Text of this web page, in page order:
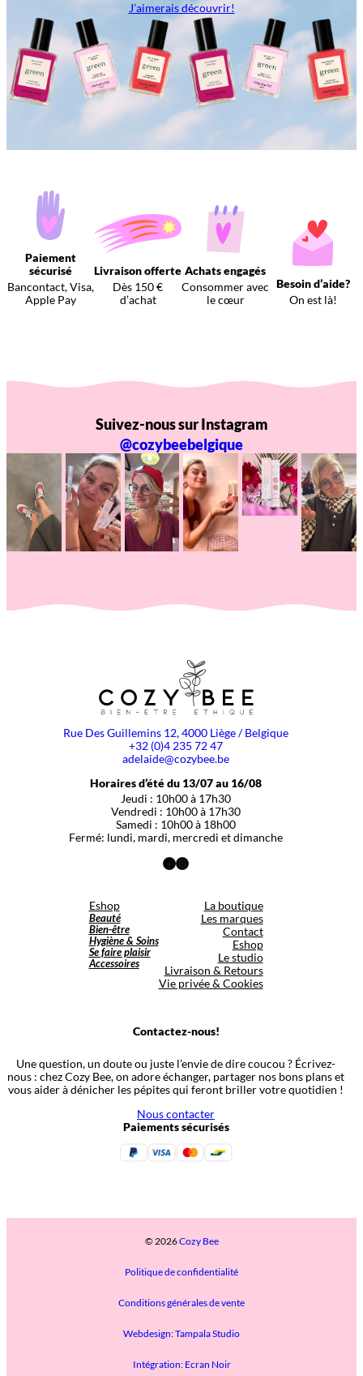
J’aimerais découvrir!
Paiement
sécurisé
Bancontact, Visa,
Apple Pay
Livraison offerte
Dès 150 €
d’achat
Achats engagés
Consommer avec
le cœur
Besoin d’aide?
On est là!
Suivez-nous sur Instagram
@cozybeebelgique
Rue Des Guillemins 12, 4000 Liège / Belgique
+32 (0)4 235 72 47
adelaide@cozybee.be
Horaires d’été du 13/07 au 16/08
Jeudi : 10h00 à 17h30
Vendredi : 10h00 à 17h30
Samedi : 10h00 à 18h00
Fermé: lundi, mardi, mercredi et dimanche
Facebook
Instagram
Eshop
Beauté
Bien-être
Hygiène & Soins
Se faire plaisir
Accessoires
La boutique
Les marques
Contact
Eshop
Le studio
Livraison & Retours
Vie privée & Cookies
Contactez-nous!
Une question, un doute ou juste l’envie de dire coucou ? Écrivez-
nous : chez Cozy Bee, on adore échanger, partager nos bons plans et
vous aider à dénicher les pépites qui feront briller votre quotidien !
Nous contacter
Paiements sécurisés
© 2026Cozy Bee
Politique de confidentialité
Conditions générales de vente
Webdesign: Tampala Studio
Intégration: Ecran Noir